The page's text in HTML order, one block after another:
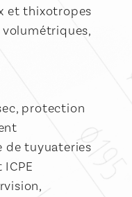
et thixotropes
protection
de tuyuateries